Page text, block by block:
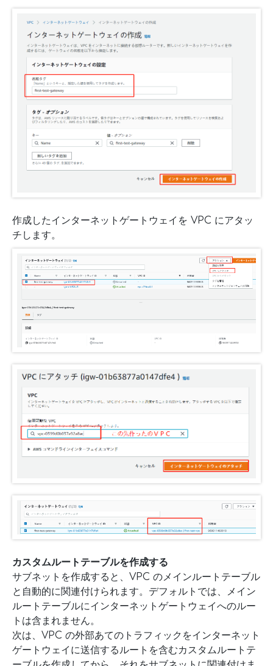
作成したインターネットゲートウェイを VPC にアタッ
チします。
カスタムルートテーブルを作成する
サブネットを作成すると、VPC のメインルートテーブル
と自動的に関連付けられます。デフォルトでは、メイン
ルートテーブルにインターネットゲートウェイへのルー
トは含まれません。
次は、VPC の外部あてのトラフィックをインターネット
ゲートウェイに送信するルートを含むカスタムルートテ